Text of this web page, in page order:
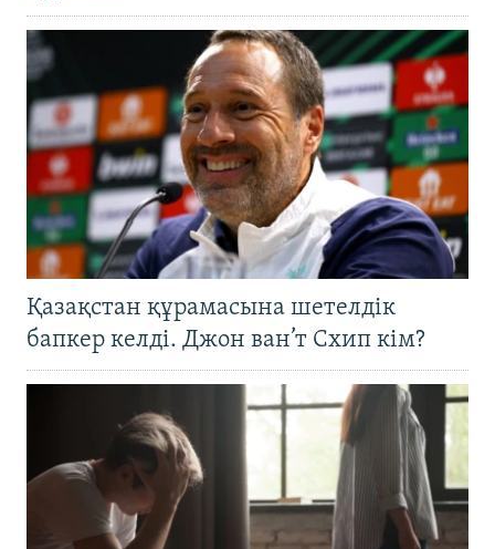
Қазақстан құрамасына шетелдік
бапкер келді. Джон ван’т Схип кім?